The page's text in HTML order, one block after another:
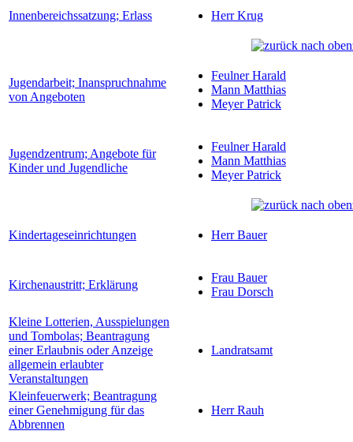
Innenbereichssatzung; Erlass Herr Krug
Jugendarbeit; Inanspruchnahme
von Angeboten
Feulner Harald
Mann Matthias
Meyer Patrick
Jugendzentrum; Angebote für
Kinder und Jugendliche
Feulner Harald
Mann Matthias
Meyer Patrick
Kindertageseinrichtungen Herr Bauer
Kirchenaustritt; Erklärung
Frau Bauer
Frau Dorsch
Kleine Lotterien, Ausspielungen
und Tombolas; Beantragung
einer Erlaubnis oder Anzeige
allgemein erlaubter
Veranstaltungen
Landratsamt
Kleinfeuerwerk; Beantragung
einer Genehmigung für das
Abbrennen
Herr Rauh